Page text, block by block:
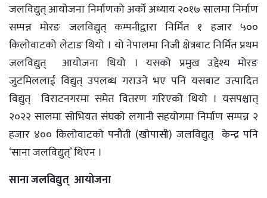
जलविद्युत् आयोजना निर्माणको अर्को अध्याय २०१७ सालमा निर्माण
सम्पन्न मोरङ जलविद्युत् कम्पनीद्वारा निर्मित १ हजार ५००
किलोवाटको लेटाङ थियो । यो नेपालमा निजी क्षेत्रबाट निर्मित प्रथम
जलविद्युत् आयोजना थियो । यसको प्रमुख उद्देश्य मोरङ
जुटमिललाई विद्युत् उपलब्ध गराउने भए पनि यसबाट उत्पादित
विद्युत् विराटनगरमा समेत वितरण गरिएको थियो । यसपश्चात्
२०२२ सालमा सोभियत संघको लगानी सहयोगमा निर्माण सम्पन्न २
हजार ४०० किलोवाटको पनौती (खोपासी) जलविद्युत् केन्द्र पनि
‘साना जलविद्युत्’ थिएन ।
साना जलविद्युत् आयोजना